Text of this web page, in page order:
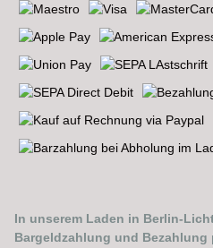
In unserem Laden in Berlin-
Bargeldzahlung und Bezahlung